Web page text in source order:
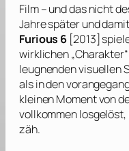
Film – und das nicht
Jahre später und
Furious 6 [2013]
wirklichen
leugnenden visuellen
als in den
kleinen Moment von
vollkommen
zäh.